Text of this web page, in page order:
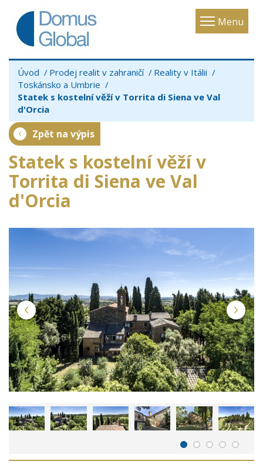
Menu
Toggle
Úvod Prodej realit v zahraničí
Reality v Itálii
Toskánsko a Umbrie
Statek s kostelní věží v Torrita di Siena ve Val
d'Orcia
Zpět na výpis
Statek s kostelní věží v
Torrita di Siena ve Val
d'Orcia